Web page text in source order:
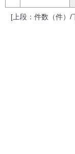
[上段：件数（件）/